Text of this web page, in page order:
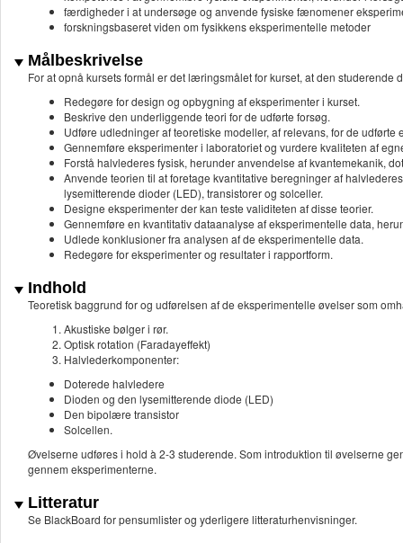
færdigheder i at undersøge og anvende fysiske fænomener
forskningsbaseret viden om fysikkens eksperimentelle metoder
Målbeskrivelse
For at opnå kursets formål er det læringsmålet for kurset, at den
Redegøre for design og opbygning af eksperimenter i kurset.
Beskrive den underliggende teori for de udførte forsøg.
Udføre udledninger af teoretiske modeller, af relevans, for de udførte
Gennemføre eksperimenter i laboratoriet og vurdere kvaliteten af
Forstå halvlederes fysisk, herunder anvendelse af kvantemekanik,
Anvende teorien til at foretage kvantitative beregninger af
lysemitterende dioder (LED), transistorer og solceller.
Designe eksperimenter der kan teste validiteten af disse teorier.
Gennemføre en kvantitativ dataanalyse af eksperimentelle data,
Udlede konklusioner fra analysen af de eksperimentelle data.
Redegøre for eksperimenter og resultater i rapportform.
Indhold
Teoretisk baggrund for og udførelsen af de eksperimentelle øvelser som
Akustiske bølger i rør.
Optisk rotation (Faradayeffekt)
Halvlederkomponenter:
Doterede halvledere
Dioden og den lysemitterende diode (LED)
Den bipolære transistor
Solcellen.
Øvelserne udføres i hold à 2-3 studerende. Som introduktion til øvelserne
gennem eksperimenterne.
Litteratur
Se BlackBoard for pensumlister og yderligere litteraturhenvisninger.